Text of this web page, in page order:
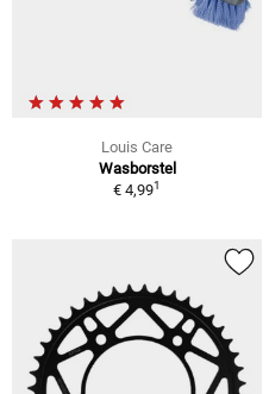
Louis Care
Wasborstel
€ 4,991